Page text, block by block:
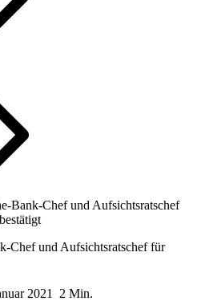
Bank-Chef und Aufsichtsratschef
Chef und Aufsichtsratschef für
2021 2 Min.